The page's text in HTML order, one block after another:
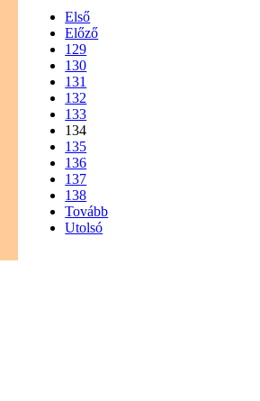
Első
Előző
129
130
131
132
133
134
135
136
137
138
Tovább
Utolsó